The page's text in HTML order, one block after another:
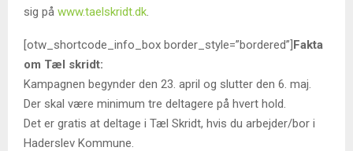
sig på www.taelskridt.dk.
[otw_shortcode_info_box border_style=”bordered”]Fakta
om Tæl skridt:
Kampagnen begynder den 23. april og slutter den 6. maj.
Der skal være minimum tre deltagere på hvert hold.
Det er gratis at deltage i Tæl Skridt, hvis du arbejder/bor i
Haderslev Kommune.